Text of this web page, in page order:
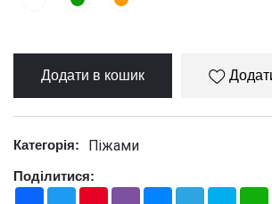
Додати в кошик
Категорія: Піжами
Поділитися:
Facebook
TwitterPinterestViber Messenger
Telegram